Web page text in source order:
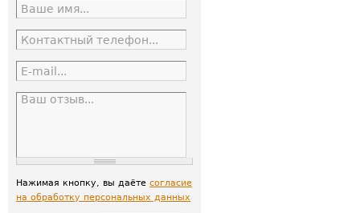
Нажимая кнопку, вы даёте согласие
на обработку персональных данных